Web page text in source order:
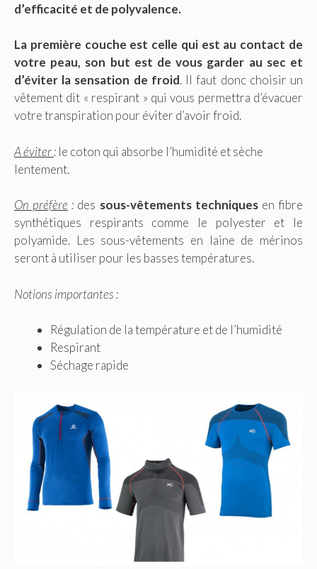
d’efficacité et de polyvalence.
La première couche est celle qui est au contact de
votre peau, son but est de vous garder au sec et
d’éviter la sensation de froid. Il faut donc choisir un
vêtement dit « respirant » qui vous permettra d’évacuer
votre transpiration pour éviter d’avoir froid.
A éviter: le coton qui absorbe l’humidité et sèche
lentement.
On préfère : des sous-vêtements techniquesen fibre
synthétiques respirants comme le polyester et le
polyamide. Les sous-vêtements en laine de mérinos
seront à utiliser pour les basses températures.
Notions importantes :
Régulation de la température et de l’humidité
Respirant
Séchage rapide